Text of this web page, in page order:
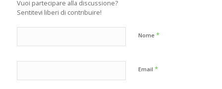
Vuoi partecipare alla discussione?
Sentitevi liberi di contribuire!
Nome *
Email *